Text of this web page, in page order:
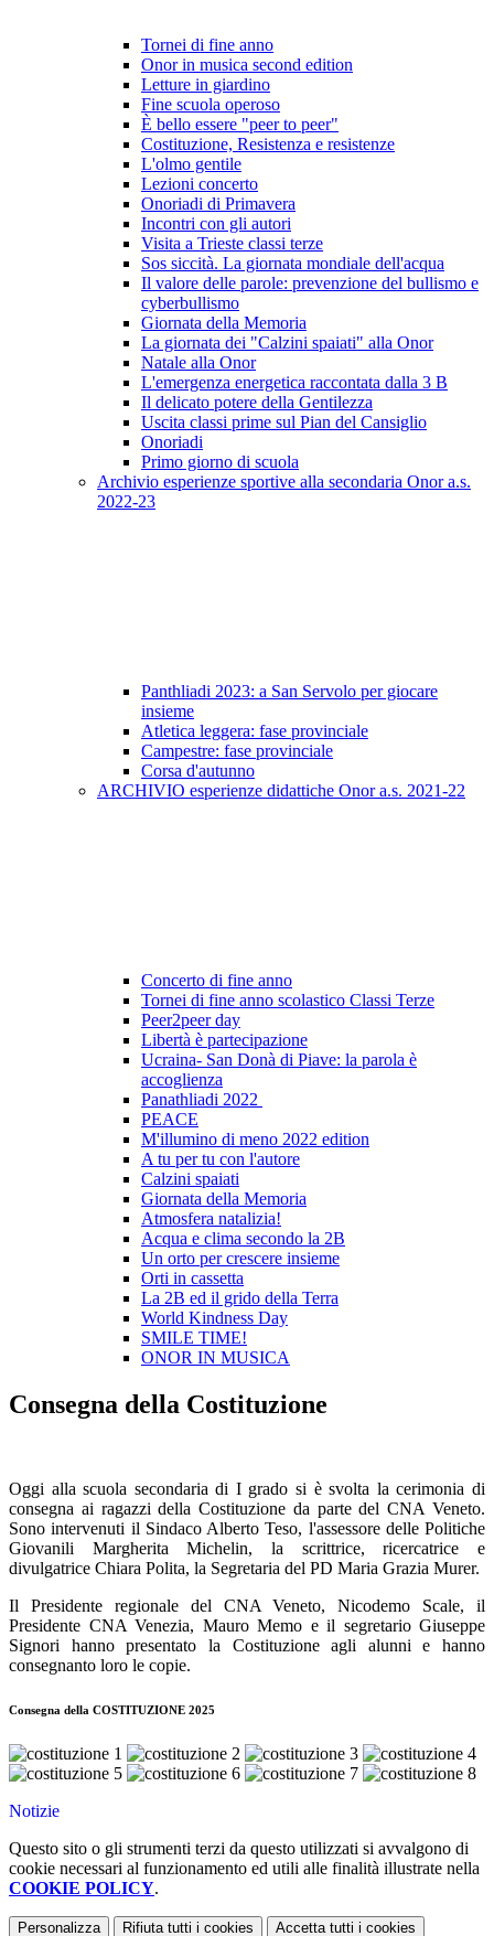
Tornei di fine anno
Onor in musica second edition
Letture in giardino
Fine scuola operoso
È bello essere "peer to peer"
Costituzione, Resistenza e resistenze
L'olmo gentile
Lezioni concerto
Onoriadi di Primavera
Incontri con gli autori
Visita a Trieste classi terze
Sos siccità. La giornata mondiale dell'acqua
Il valore delle parole: prevenzione del bullismo e
cyberbullismo
Giornata della Memoria
La giornata dei "Calzini spaiati" alla Onor
Natale alla Onor
L'emergenza energetica raccontata dalla 3 B
Il delicato potere della Gentilezza
Uscita classi prime sul Pian del Cansiglio
Onoriadi
Primo giorno di scuola
Archivio esperienze sportive alla secondaria Onor a.s.
2022-23
Panthliadi 2023: a San Servolo per giocare
insieme
Atletica leggera: fase provinciale
Campestre: fase provinciale
Corsa d'autunno
ARCHIVIO esperienze didattiche Onor a.s. 2021-22
Concerto di fine anno
Tornei di fine anno scolastico Classi Terze
Peer2peer day
Libertà è partecipazione
Ucraina- San Donà di Piave: la parola è
accoglienza
Panathliadi 2022
PEACE
M'illumino di meno 2022 edition
A tu per tu con l'autore
Calzini spaiati
Giornata della Memoria
Atmosfera natalizia!
Acqua e clima secondo la 2B
Un orto per crescere insieme
Orti in cassetta
La 2B ed il grido della Terra
World Kindness Day
SMILE TIME!
ONOR IN MUSICA
Consegna della Costituzione
Oggi alla scuola secondaria di I grado si è svolta la cerimonia di
consegna ai ragazzi della Costituzione da parte del CNA Veneto.
Sono intervenuti il Sindaco Alberto Teso, l'assessore delle Politiche
Giovanili Margherita Michelin, la scrittrice, ricercatrice e
divulgatrice Chiara Polita, la Segretaria del PD Maria Grazia Murer.
Il Presidente regionale del CNA Veneto, Nicodemo Scale, il
Presidente CNA Venezia, Mauro Memo e il segretario Giuseppe
Signori hanno presentato la Costituzione agli alunni e hanno
consegnanto loro le copie.
Consegna della COSTITUZIONE 2025
Notizie
Questo sito o gli strumenti terzi da questo utilizzati si avvalgono di
cookie necessari al funzionamento ed utili alle finalità illustrate nella
COOKIE POLICY.
Personalizza Rifiuta tutti i cookies Accetta tutti i cookies